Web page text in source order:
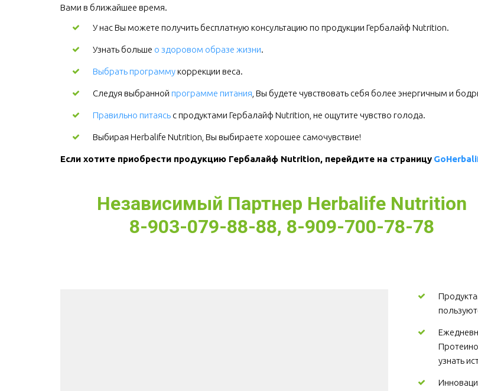
Вами в ближайшее время.
У нас Вы можете получить бесплатную консультацию по продукции Гербалайф Nutrition.
Узнать больше о здоровом образе жизни.
Выбрать программукоррекции веса.
Следуя выбранной программе питания , Вы будете чувствовать себя более энергичным и
Правильно питаясь с продуктами Гербалайф Nutrition, не ощутите чувство голода.
Выбирая Herbalife Nutrition, Вы выбираете хорошее самочувствие!
Если хотите приобрести продукцию Гербалайф Nutrition, перейдите на страницу
Независимый Партнер Herbalife Nutrition
8-903-079-88-88, 8-909-700-78-78
узнать